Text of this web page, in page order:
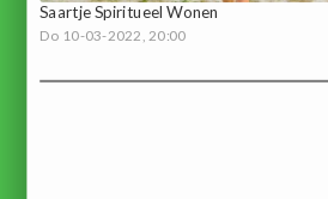
Saartje Spiritueel Wonen
Do 10-03-2022, 20:00